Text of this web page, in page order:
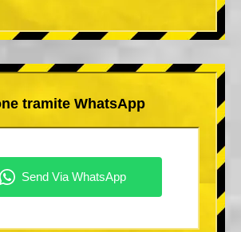
tramite WhatsApp